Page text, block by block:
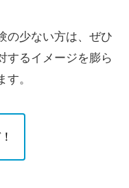
の少ない方は、ぜひ
するイメージを膨ら
。